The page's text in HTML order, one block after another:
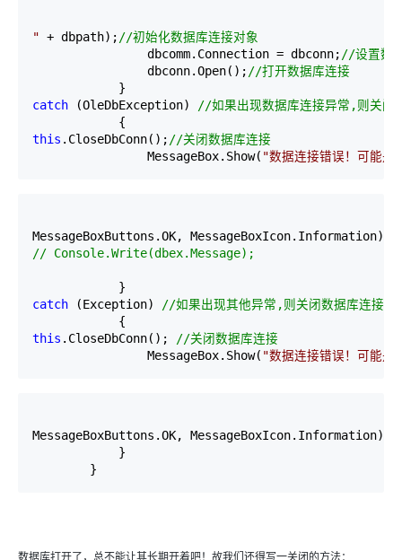
" + dbpath);//初始化数据库连接对象
                dbcomm.Connection
= dbconn;//设置数
                dbconn.Open();
//打开数据库连接
            }
catch (OleDbException) //如果出现数据库连接异常,则关闭
            {
this .CloseDbConn();//关闭数据库连接
                MessageBox.Show(
"数据连接错误！可能是
MessageBoxButtons.OK, MessageBoxIcon.Information);
// Console.Write(dbex.Message);
            }
catch (Exception) //如果出现其他异常,则关闭数据库连接并
            {
this .CloseDbConn(); //关闭数据库连接
                MessageBox.Show(
"数据连接错误！可能是
MessageBoxButtons.OK, MessageBoxIcon.Information);
            }
        }